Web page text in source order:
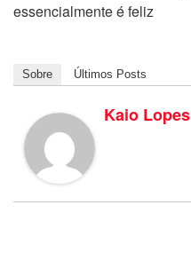
essencialmente é feliz
Sobre Últimos Posts
Kaio Lopes